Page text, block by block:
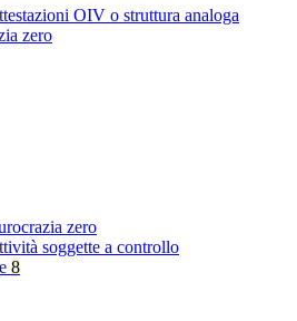
OIV o struttura analoga
zero
zero
soggette a controllo
8